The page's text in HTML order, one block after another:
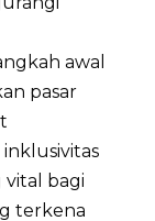
awal
pasar
bagi
terkena